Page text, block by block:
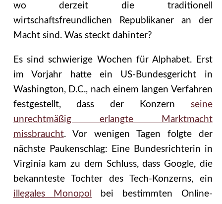
wo derzeit die traditionell
wirtschaftsfreundlichen Republikaner an der
Macht sind. Was steckt dahinter?
Es sind schwierige Wochen für Alphabet. Erst
im Vorjahr hatte ein US-Bundesgericht in
Washington, D.C., nach einem langen Verfahren
festgestellt, dass der Konzern seine
unrechtmäßig erlangte Marktmacht
missbraucht. Vor wenigen Tagen folgte der
nächste Paukenschlag: Eine Bundesrichterin in
Virginia kam zu dem Schluss, dass Google, die
bekannteste Tochter des Tech-Konzerns, ein
illegales Monopol
bei bestimmten Online-